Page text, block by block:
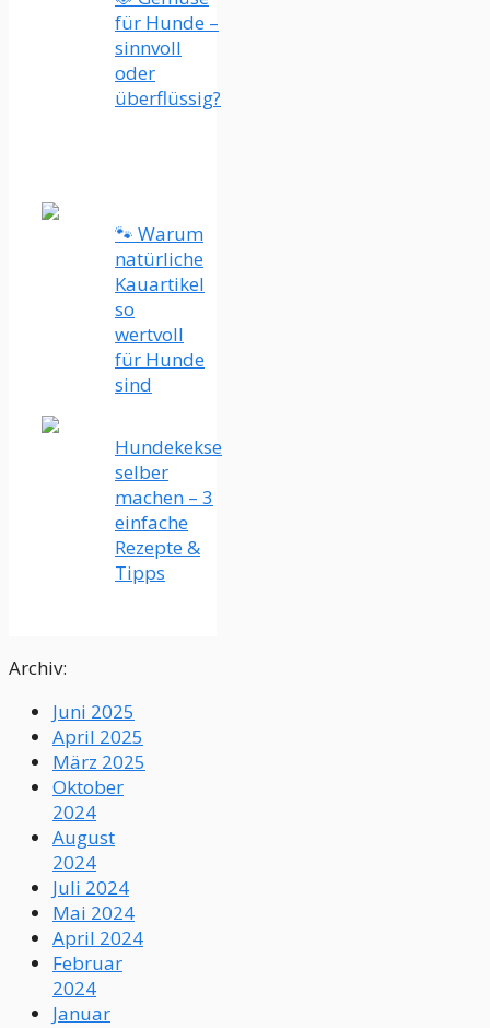
für Hunde –
sinnvoll
oder
überflüssig?
🐾 Warum
natürliche
Kauartikel
so
wertvoll
für Hunde
sind
Hundekekse
selber
machen – 3
einfache
Rezepte &
Tipps
Archiv:
Juni 2025
April 2025
März 2025
Oktober
2024
August
2024
Juli 2024
Mai 2024
April 2024
Februar
2024
Januar